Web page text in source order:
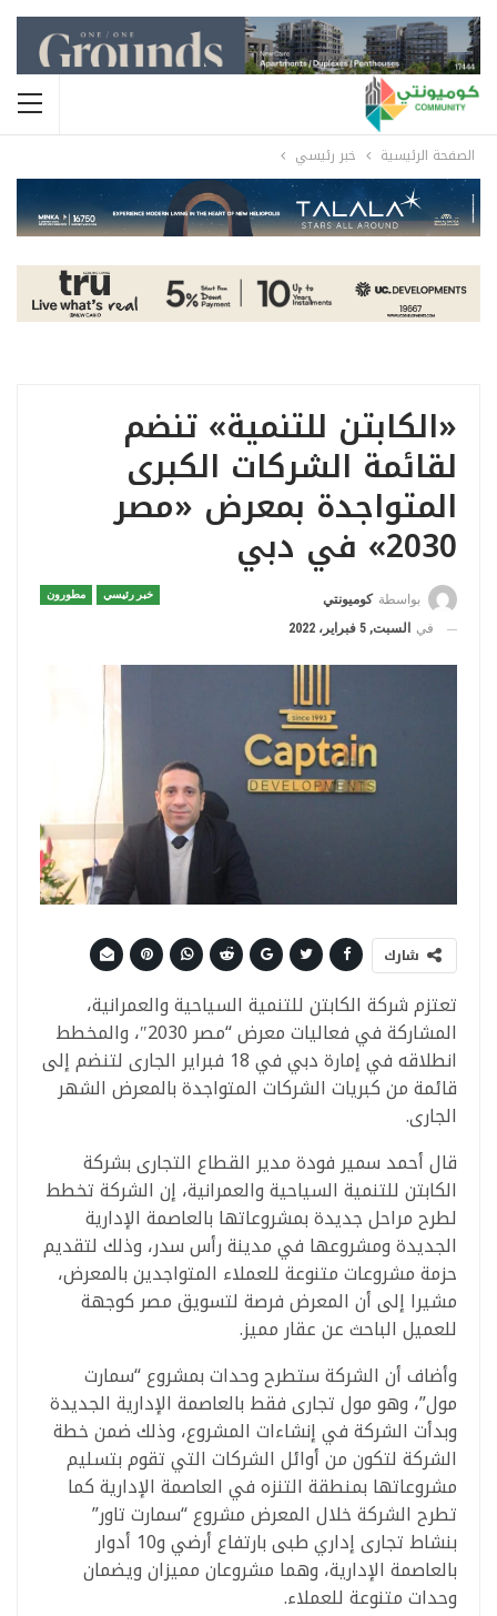
الصفحة الرئيسية خبر رئيسي
«الكابتن للتنمية» تنضم
لقائمة الشركات الكبرى
المتواجدة بمعرض «مصر
2030» في دبي
خبر رئيسي مطورون بواسطة كوميونتي
في
السبت, 5 فبراير، 2022
شارك
تعتزم شركة الكابتن للتنمية السياحية والعمرانية،
المشاركة في فعاليات معرض “مصر 2030″، والمخطط
انطلاقه في إمارة دبي في 18 فبراير الجارى لتنضم إلى
قائمة من كبريات الشركات المتواجدة بالمعرض الشهر
الجارى.
قال أحمد سمير فودة مدير القطاع التجارى بشركة
الكابتن للتنمية السياحية والعمرانية، إن الشركة تخطط
لطرح مراحل جديدة بمشروعاتها بالعاصمة الإدارية
الجديدة ومشروعها في مدينة رأس سدر، وذلك لتقديم
حزمة مشروعات متنوعة للعملاء المتواجدين بالمعرض،
مشيرا إلى أن المعرض فرصة لتسويق مصر كوجهة
للعميل الباحث عن عقار مميز.
وأضاف أن الشركة ستطرح وحدات بمشروع “سمارت
مول”، وهو مول تجارى فقط بالعاصمة الإدارية الجديدة
وبدأت الشركة في إنشاءات المشروع، وذلك ضمن خطة
الشركة لتكون من أوائل الشركات التي تقوم بتسليم
مشروعاتها بمنطقة التنزه في العاصمة الإدارية كما
تطرح الشركة خلال المعرض مشروع “سمارت تاور”
بنشاط تجارى إداري طبى بارتفاع أرضي و10 أدوار
بالعاصمة الإدارية، وهما مشروعان مميزان ويضمان
وحدات متنوعة للعملاء.